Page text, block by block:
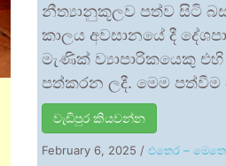
නීත්‍යානුකූලව පත්ව සිටි
කාලය අවසානයේ දී
මැණික් ව්‍යාපාරිකයෙකු
පත්කරන ලදී. මෙම
වැඩිපුර කියවන්න
February 6, 2025 / එතෙර –